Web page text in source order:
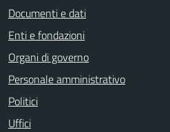
Documenti e dati
Enti e fondazioni
Organi di governo
Personale amministrativo
Politici
Uffici